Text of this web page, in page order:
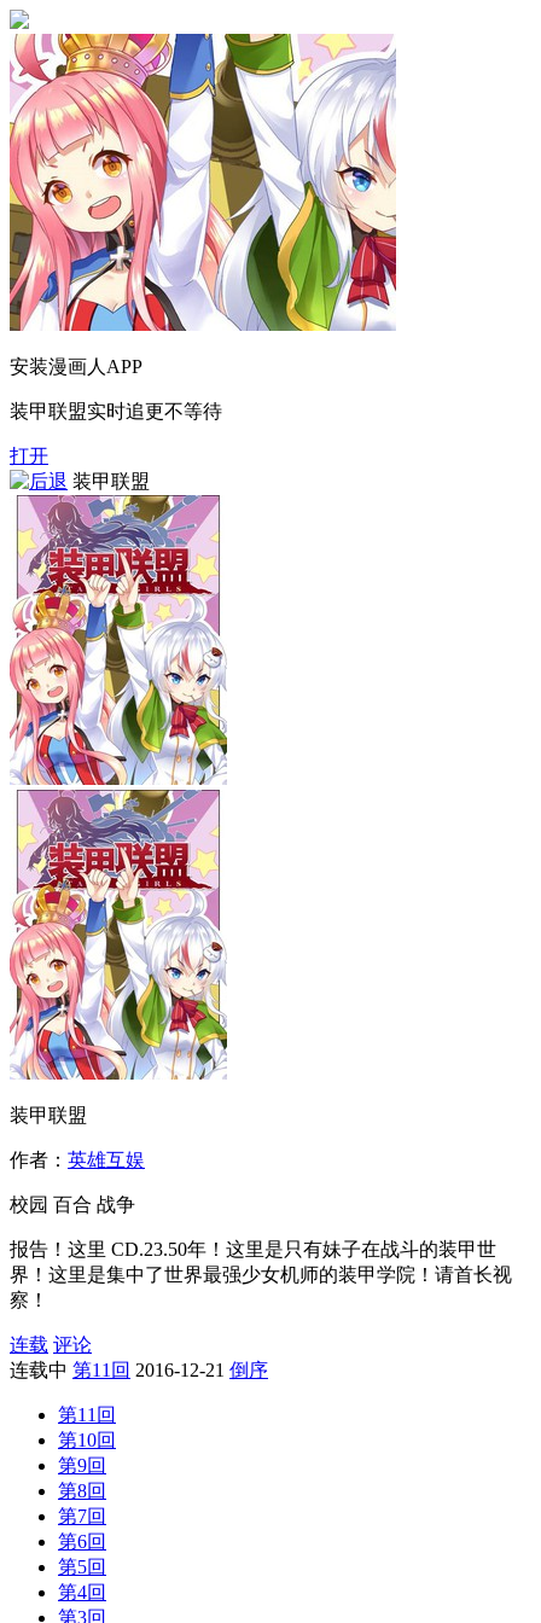
安装漫画人APP
装甲联盟实时追更不等待
打开
装甲联盟
装甲联盟
作者： 英雄互娱
校园 百合 战争
报告！这里 CD.23.50年！这里是只有妹子在战斗的装甲世
界！这里是集中了世界最强少女机师的装甲学院！请首长视
察！
连载 评论
连载中 第11回 2016-12-21 倒序
第11回
第10回
第9回
第8回
第7回
第6回
第5回
第4回
第3回